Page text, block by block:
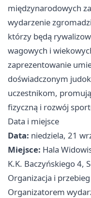
międzynarodowych
wydarzenie
którzy będą
wagowych i
zaprezentowanie
doświadczonym
uczestnikom,
fizyczną i rozwój
Data i miejsce
Data: niedziela, 21
Miejsce: Hala
K.K. Baczyńskiego 4,
Organizacja i
Organizatorem